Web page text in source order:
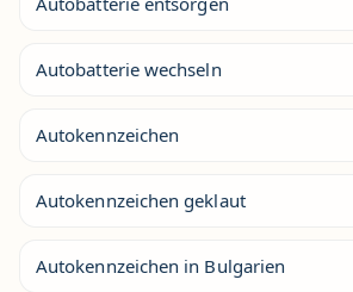
Autobatterie wechseln
Autokennzeichen
Autokennzeichen geklaut
Autokennzeichen in Bulgarien